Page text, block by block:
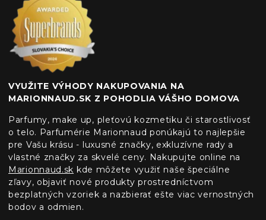
VYUŽITE VÝHODY NAKUPOVANIA NA
MARIONNAUD.SK Z POHODLIA VÁŠHO DOMOVA
Parfumy, make up, pleťovú kozmetiku či starostlivosť
o telo. Parfumérie Marionnaud ponúkajú to najlepšie
pre Vašu krásu - luxusné značky, exkluzívne rady a
vlastné značky za skvelé ceny. Nakupujte online na
Marionnaud.sk kde môžete využiť naše špeciálne
zľavy, objaviť nové produkty prostredníctvom
bezplatných vzoriek a nazbierať ešte viac vernostných
bodov a odmien.